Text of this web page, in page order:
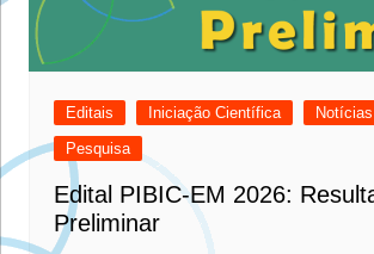
Editais Iniciação Científica
Notícias
Pesquisa
Edital PIBIC-EM 2026:
Preliminar